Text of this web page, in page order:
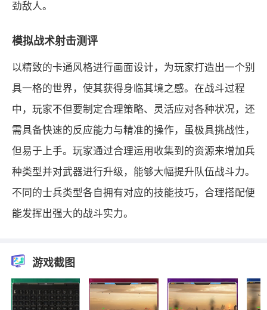
劲敌人。
模拟战术射击测评
以精致的卡通风格进行画面设计，为玩家打造出一个别
具一格的世界，使其获得身临其境之感。在战斗过程
中，玩家不但要制定合理策略、灵活应对各种状况，还
需具备快速的反应能力与精准的操作，虽极具挑战性，
但易于上手。玩家通过合理运用收集到的资源来增加兵
种类型并对武器进行升级，能够大幅提升队伍战斗力。
不同的士兵类型各自拥有对应的技能技巧，合理搭配便
能发挥出强大的战斗实力。
游戏截图